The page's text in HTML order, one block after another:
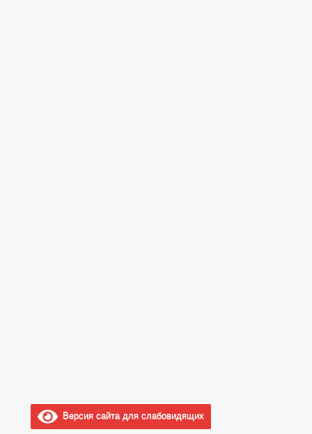
Версия сайта для слабовидящих